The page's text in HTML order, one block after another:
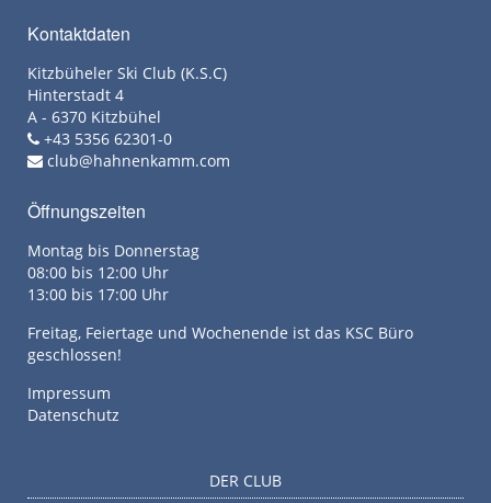
Kontaktdaten
Kitzbüheler Ski Club (K.S.C)
Hinterstadt 4
A - 6370 Kitzbühel
+43 5356 62301-0
club@hahnenkamm.com
Öffnungszeiten
Montag bis Donnerstag
08:00 bis 12:00 Uhr
13:00 bis 17:00 Uhr
Freitag, Feiertage und Wochenende ist das KSC Büro
geschlossen!
Impressum
Datenschutz
DER CLUB